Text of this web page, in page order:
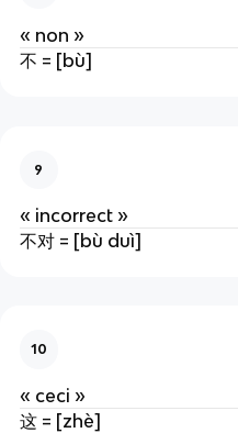
« non »
不 = [bù]
9
« incorrect »
不对 = [bù duì]
10
« ceci »
这 = [zhè]